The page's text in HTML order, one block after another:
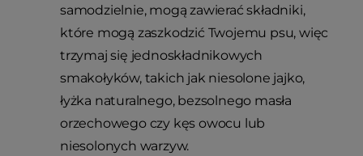
samodzielnie, mogą zawierać składniki,
które mogą zaszkodzić Twojemu psu, więc
trzymaj się jednoskładnikowych
smakołyków, takich jak niesolone jajko,
łyżka naturalnego, bezsolnego masła
orzechowego czy kęs owocu lub
niesolonych warzyw.